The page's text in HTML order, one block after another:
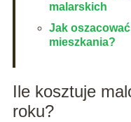
malarskich
Jak
mieszkania?
Ile kosztuje
roku?